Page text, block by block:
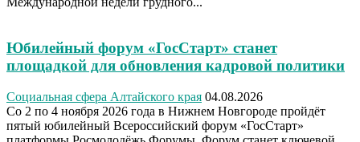
Юбилейный форум «ГосСтарт» станет
площадкой для обновления кадровой политики
Социальная сфера Алтайского края 04.08.2026
Со 2 по 4 ноября 2026 года в Нижнем Новгороде пройдёт
пятый юбилейный Всероссийский форум «ГосСтарт»